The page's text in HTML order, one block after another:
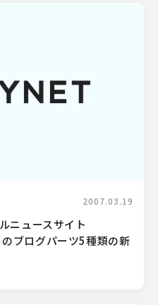
2007.03.19
ニュースサイト
のブログパーツ5種類の新